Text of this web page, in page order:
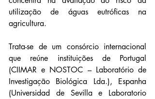
utilização de águas eutróficas na
agricultura.
Trata-se de um consórcio internacional
que reúne instituições de Portugal
(CIIMAR e NOSTOC – Laboratório de
Investigação Biológica Lda.), Espanha
(Universidad de Sevilla e Laboratorio